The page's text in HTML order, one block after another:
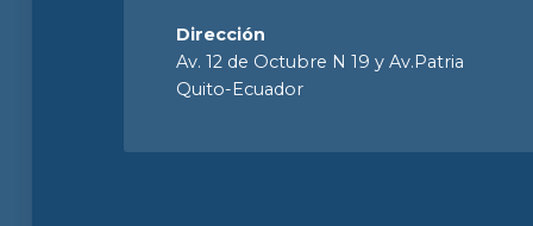
Dirección
Av. 12 de Octubre N 19 y Av.Patria
Quito-Ecuador